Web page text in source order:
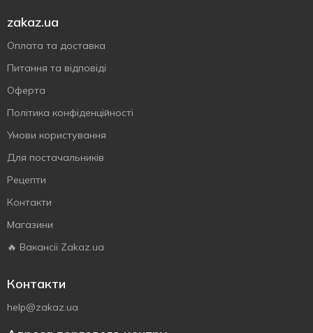
zakaz.ua
Оплата та доставка
Питання та відповіді
Оферта
Політика конфіденційності
Умови користування
Для постачальників
Рецепти
Контакти
Магазини
🔥 Вакансії Zakaz.ua
Контакти
help@zakaz.ua